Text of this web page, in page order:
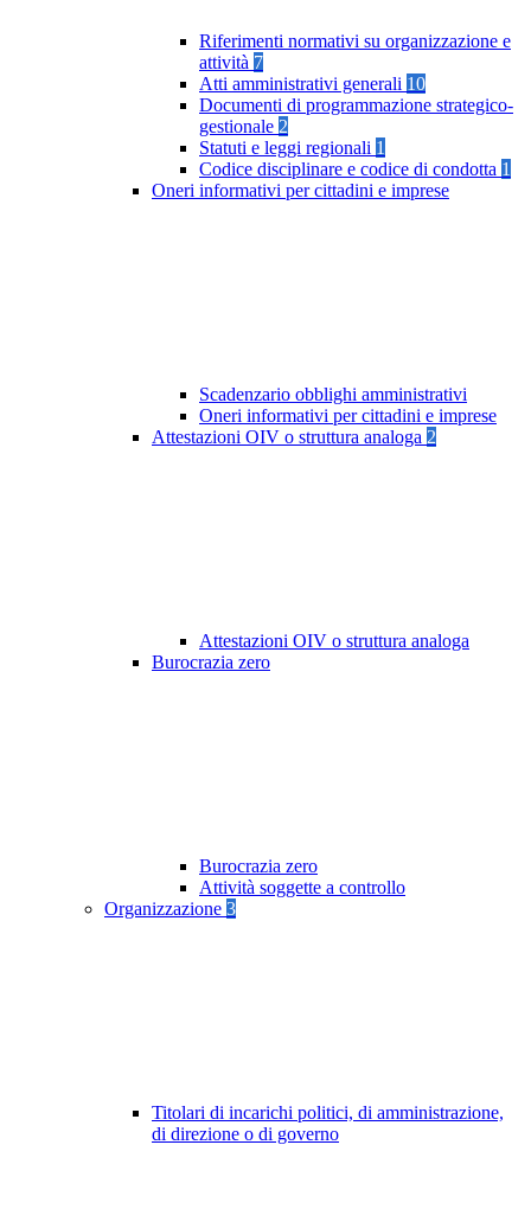
Riferimenti normativi su organizzazione e
attività 7
Atti amministrativi generali 10
Documenti di programmazione strategico-
gestionale 2
Statuti e leggi regionali 1
Codice disciplinare e codice di condotta 1
Oneri informativi per cittadini e imprese
Scadenzario obblighi amministrativi
Oneri informativi per cittadini e imprese
Attestazioni OIV o struttura analoga 2
Attestazioni OIV o struttura analoga
Burocrazia zero
Burocrazia zero
Attività soggette a controllo
Organizzazione 3
Titolari di incarichi politici, di amministrazione,
di direzione o di governo